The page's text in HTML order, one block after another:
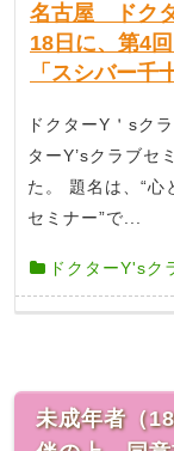
名古屋 ドク
18日に、第4
「スシバー千
ドクターY＇sク
ターY’sクラブセ
た。 題名は、“心
セミナー”で...
ドクターY'sク
未成年者（